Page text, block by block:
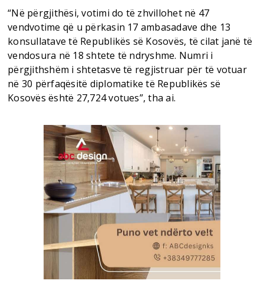
“Në përgjithësi, votimi do të zhvillohet në 47
vendvotime që u përkasin 17 ambasadave dhe 13
konsullatave të Republikës së Kosovës, të cilat janë të
vendosura në 18 shtete të ndryshme. Numri i
përgjithshëm i shtetasve të regjistruar për të votuar
në 30 përfaqësitë diplomatike të Republikës së
Kosovës është 27,724 votues”, tha ai.